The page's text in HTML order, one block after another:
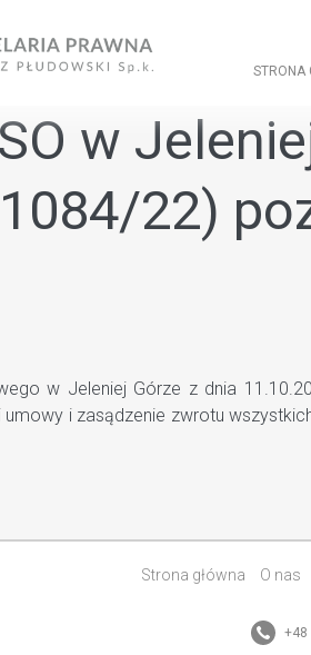
STRONA
w
22)
w Jeleniej Górze z dnia
i zasądzenie zwrotu
Strona główna O nas
+48